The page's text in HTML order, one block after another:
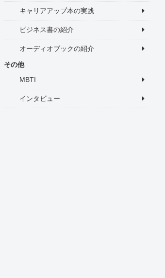
キャリアアップ本の実践
ビジネス書の紹介
オーディオブックの紹介
その他
MBTI
インタビュー